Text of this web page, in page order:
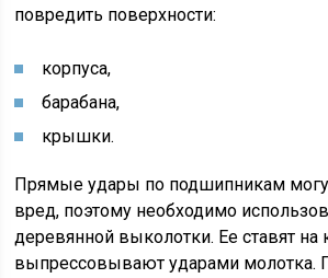
повредить поверхности:
корпуса,
барабана,
крышки.
Прямые удары по подшипникам
вред, поэтому необходимо
деревянной выколотки. Ее ставят на
выпрессовывают ударами молотка.